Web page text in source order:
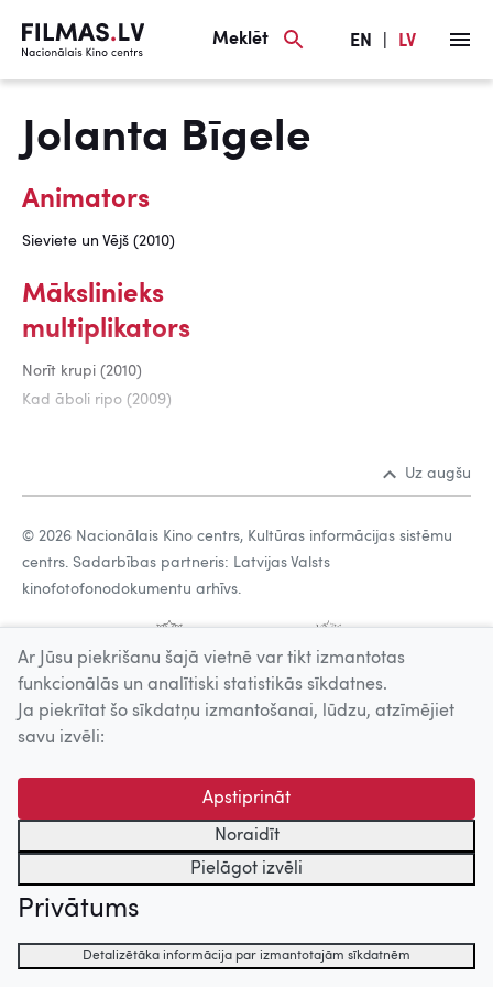
Meklēt EN LV
Jolanta Bīgele
Animators
Sieviete un Vējš (2010)
Mākslinieks
multiplikators
Norīt krupi (2010)
Kad āboli ripo (2009)
Uz augšu
© 2026 Nacionālais Kino centrs, Kultūras informācijas sistēmu
centrs. Sadarbības partneris: Latvijas Valsts
kinofotofonodokumentu arhīvs.
Ar Jūsu piekrišanu šajā vietnē var tikt izmantotas
funkcionālās un analītiski statistikās sīkdatnes.
Ja piekrītat šo sīkdatņu izmantošanai, lūdzu, atzīmējiet
savu izvēli:
Apstiprināt
Noraidīt
Pielāgot izvēli
Privātums
Detalizētāka informācija par izmantotajām sīkdatnēm